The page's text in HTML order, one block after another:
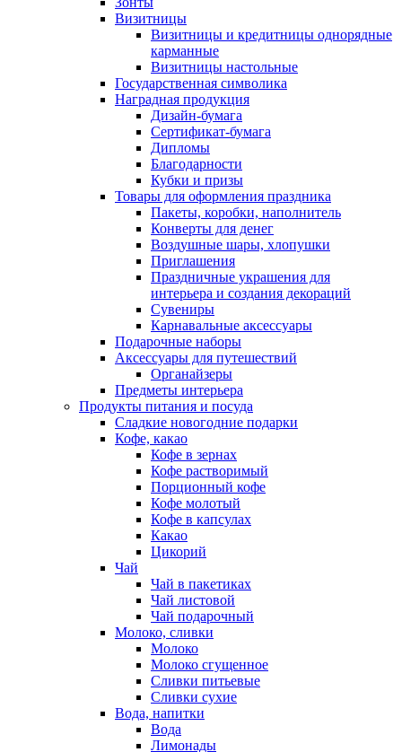
Визитницы
Визитницы и кредитницы однорядные
карманные
Визитницы настольные
Государственная символика
Наградная продукция
Дизайн-бумага
Сертификат-бумага
Дипломы
Благодарности
Кубки и призы
Товары для оформления праздника
Пакеты, коробки, наполнитель
Конверты для денег
Воздушные шары, хлопушки
Приглашения
Праздничные украшения для
интерьера и создания декораций
Сувениры
Карнавальные аксессуары
Подарочные наборы
Аксессуары для путешествий
Органайзеры
Предметы интерьера
Продукты питания и посуда
Сладкие новогодние подарки
Кофе, какао
Кофе в зернах
Кофе растворимый
Порционный кофе
Кофе молотый
Кофе в капсулах
Какао
Цикорий
Чай
Чай в пакетиках
Чай листовой
Чай подарочный
Молоко, сливки
Молоко
Молоко сгущенное
Сливки питьевые
Сливки сухие
Вода, напитки
Вода
Лимонады